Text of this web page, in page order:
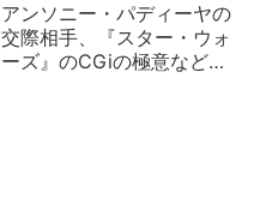
アンソニー・パディーヤの
交際相手、『スター・ウォ
ーズ』のCGiの極意など